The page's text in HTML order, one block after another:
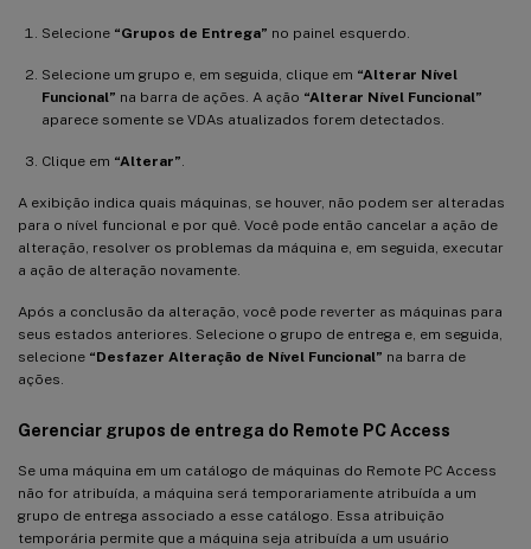
Selecione “Grupos de Entrega” no painel esquerdo.
Selecione um grupo e, em seguida, clique em “Alterar Nível
Funcional” na barra de ações. A ação “Alterar Nível Funcional”
aparece somente se VDAs atualizados forem detectados.
Clique em “Alterar”
A exibição indica quais máquinas, se houver, não podem ser alteradas
para o nível funcional e por quê. Você pode então cancelar a ação de
alteração, resolver os problemas da máquina e, em seguida, executar
a ação de alteração novamente.
Após a conclusão da alteração, você pode reverter as máquinas para
seus estados anteriores. Selecione o grupo de entrega e, em seguida,
selecione “Desfazer Alteração de Nível Funcional” na barra de
ações.
Gerenciar grupos de entrega do Remote PC Access
Se uma máquina em um catálogo de máquinas do Remote PC Access
não for atribuída, a máquina será temporariamente atribuída a um
grupo de entrega associado a esse catálogo. Essa atribuição
temporária permite que a máquina seja atribuída a um usuário